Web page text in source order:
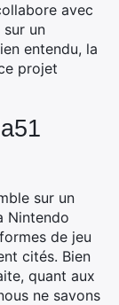
avec
sur un
entendu, la
projet
sur un
Nintendo
de jeu
cités. Bien
quant aux
ne savons